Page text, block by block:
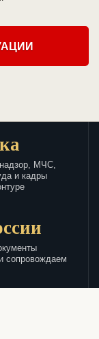
МЧС,
и кадры
сопровождаем